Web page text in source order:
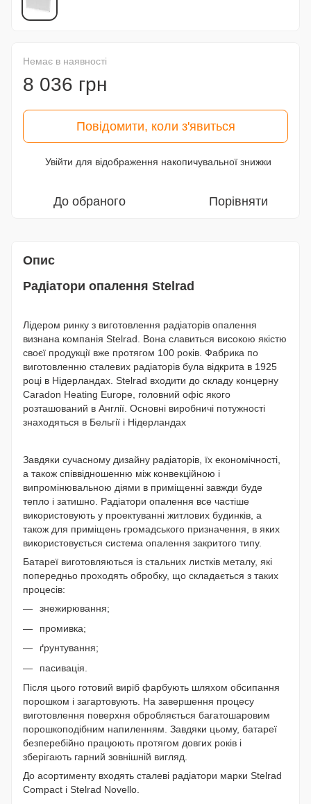
Немає в наявності
8 036 грн
Повідомити, коли з'явиться
Увійти для відображення накопичувальної знижки
До обраного Порівняти
Опис
Радіатори опалення Stelrad
Лідером ринку з виготовлення радіаторів опалення
визнана компанія Stelrad. Вона славиться високою якістю
своєї продукції вже протягом 100 років. Фабрика по
виготовленню сталевих радіаторів була відкрита в 1925
році в Нідерландах. Stelrad входити до складу концерну
Caradon Heating Europe, головний офіс якого
розташований в Англії. Основні виробничі потужності
знаходяться в Бельгії і Нідерландах
Завдяки сучасному дизайну радіаторів, їх економічності,
а також співвідношенню між конвекційною і
випромінювальною діями в приміщенні завжди буде
тепло і затишно. Радіатори опалення все частіше
використовують у проектуванні житлових будинків, а
також для приміщень громадського призначення, в яких
використовується система опалення закритого типу.
Батареї виготовляються із стальних листків металу, які
попередньо проходять обробку, що складається з таких
процесів:
знежирювання;
промивка;
ґрунтування;
пасивація.
Після цього готовий виріб фарбують шляхом обсипання
порошком і загартовують. На завершення процесу
виготовлення поверхня обробляється багатошаровим
порошкоподібним напиленням. Завдяки цьому, батареї
безперебійно працюють протягом довгих років і
зберігають гарний зовнішній вигляд.
До асортименту входять сталеві радіатори марки Stelrad
Compact і Stelrad Novello.